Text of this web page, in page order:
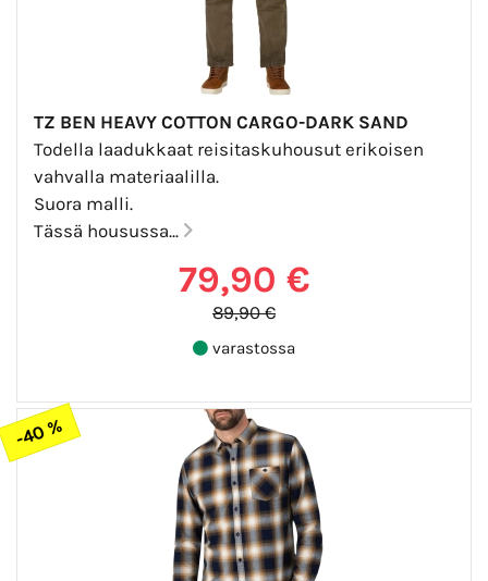
TZ BEN HEAVY COTTON CARGO-DARK SAND
Todella laadukkaat reisitaskuhousut erikoisen
vahvalla materiaalilla.
Suora malli.
Tässä housussa...
79,90 €
89,90 €
varastossa
-40 %